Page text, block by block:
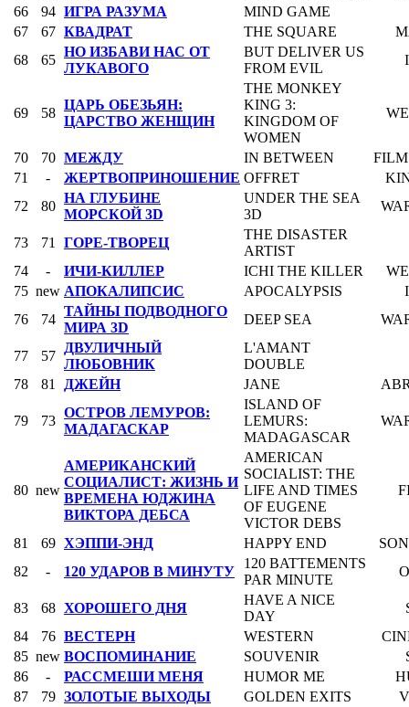
66
94 ИГРА РАЗУМА
MIND GAME
67
67 КВАДРАТ THE SQUARE
68
65
НО ИЗБАВИ НАС ОТ
ЛУКАВОГО
BUT DELIVER US
FROM EVIL
69 58
ЦАРЬ ОБЕЗЬЯН:
ЦАРСТВО ЖЕНЩИН
THE MONKEY
KING 3:
KINGDOM OF
WOMEN
70 70 МЕЖДУ IN BETWEEN
71
- ЖЕРТВОПРИНОШЕНИЕ OFFRET
72
80
НА ГЛУБИНЕ
МОРСКОЙ 3D
UNDER THE SEA
3D
73 71 ГОРЕ-ТВОРЕЦ
THE DISASTER
ARTIST
74
- ИЧИ-КИЛЛЕР ICHI THE KILLER
75 new АПОКАЛИПСИС APOCALYPSIS
76
74
ТАЙНЫ ПОДВОДНОГО
МИРА 3D
DEEP SEA
77 57
ДВУЛИЧНЫЙ
ЛЮБОВНИК
L'AMANT
DOUBLE
78
81 ДЖЕЙН JANE
79 73
ОСТРОВ ЛЕМУРОВ:
МАДАГАСКАР
ISLAND OF
LEMURS:
MADAGASCAR
80 new
АМЕРИКАНСКИЙ
СОЦИАЛИСТ: ЖИЗНЬ И
ВРЕМЕНА ЮДЖИНА
ВИКТОРА ДЕБСА
AMERICAN
SOCIALIST: THE
LIFE AND TIMES
OF EUGENE
VICTOR DEBS
81 69 ХЭППИ-ЭНД HAPPY END
82
- 120 УДАРОВ В МИНУТУ
120 BATTEMENTS
PAR MINUTE
83 68 ХОРОШЕГО ДНЯ
HAVE A NICE
DAY
84
76 ВЕСТЕРН WESTERN
85 new ВОСПОМИНАНИЕ SOUVENIR
86
- РАССМЕШИ МЕНЯ HUMOR ME
87
79 ЗОЛОТЫЕ ВЫХОДЫ GOLDEN EXITS